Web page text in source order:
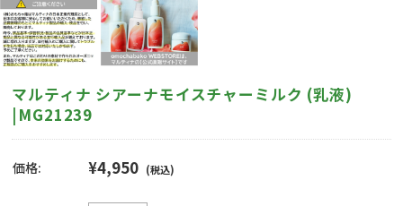
マルティナ シアーナモイスチャーミルク (乳液)
|MG21239
価格: ¥4,950 (税込)